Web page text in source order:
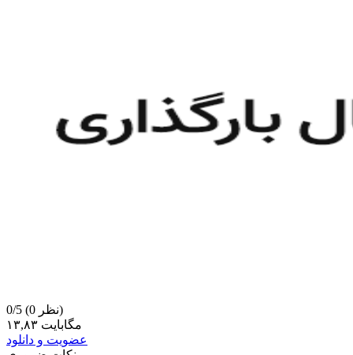
0/5
(0 نظر)
۱۳,۸۳ مگابایت
عضویت و دانلود